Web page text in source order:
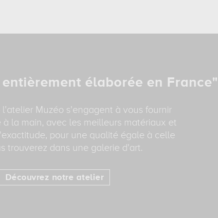
élaborée en France"
l'atelier Muzéo s'engagent à vous fournir
à la main, avec les meilleurs matériaux et
pour une qualité égale à celle
trouverez dans une galerie d'art.
Découvrez notre atelier